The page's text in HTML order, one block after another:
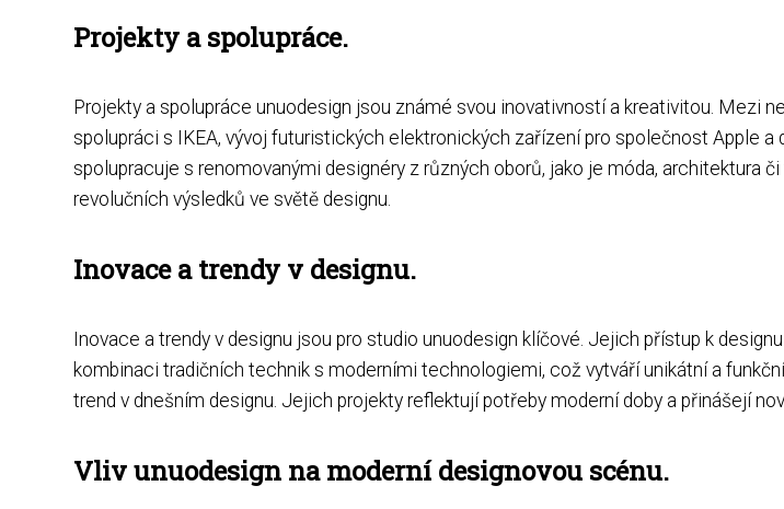
Projekty a spolupráce.
Projekty a spolupráce unuodesign jsou známé svou inovativností a kreativitou. Mezi
spolupráci s IKEA, vývoj futuristických elektronických zařízení pro společnost Apple
spolupracuje s renomovanými designéry z různých oborů, jako je móda,
revolučních výsledků ve světě designu.
Inovace a trendy v designu.
Inovace a trendy v designu jsou pro studio unuodesign klíčové. Jejich přístup k
kombinaci tradičních technik s moderními technologiemi, což vytváří unikátní a
trend v dnešním designu. Jejich projekty reflektují potřeby moderní doby a přinášejí
Vliv unuodesign na moderní designovou scénu.